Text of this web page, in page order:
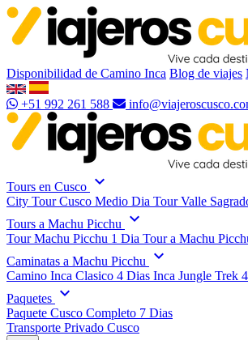
Disponibilidad de Camino Inca Blog de viajes
+51 992 261 588
Tours en Cusco expand_more
City Tour Cusco Medio Dia Tour Valle
Tours a Machu Picchu
expand_more
Tour Machu Picchu 1 Dia Tour a Machu
Caminatas a Machu Picchu
expand_more
Camino Inca Clasico 4 Dias Inca Jungle Trek
Paquetes expand_more
Paquete Cusco Completo 7 Dias
Transporte Privado Cusco